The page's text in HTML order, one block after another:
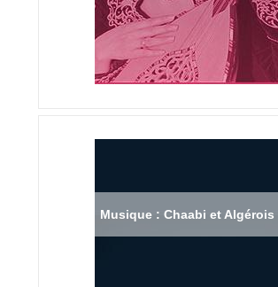
Musique : Chaabi et Algérois